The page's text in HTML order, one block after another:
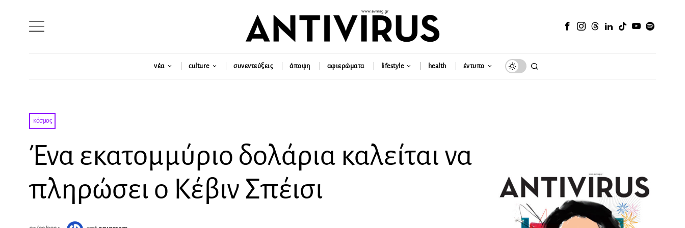
νέα culture συνεντεύξεις άποψη αφιερώματα lifestyle health έντυπο
κόσμος
Ένα εκατομμύριο δολάρια καλείται να
πληρώσει ο Κέβιν Σπέισι